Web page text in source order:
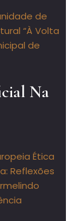
de
“À Volta
de
Na
Ética
Reflexões